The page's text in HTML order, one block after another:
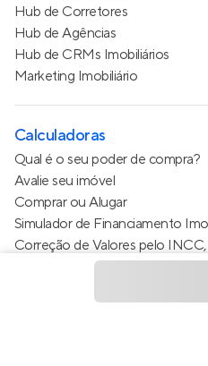
Hub de Corretores
Hub de Agências
Hub de CRMs Imobiliários
Marketing Imobiliário
Calculadoras
Qual é o seu poder de compra?
Avalie seu imóvel
Comprar ou Alugar
Simulador de Financiamento
Correção de Valores pelo
Estimativa de valor do